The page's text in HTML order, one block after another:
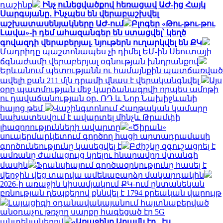
դաշինք
Ինչ ունեցվածքով հեռացավ ԱԺ-ից Հայկ
Սարգսյանը․ Ինչպես են վերաբաշխվել
աշխատասենյակները ԱԺ-ում
Բլոգեր «Թու-թու-թու
Լավա»-ի դեմ ահազանգեր են ստացվել՝ կեղծ
գովազդի վերաբերյալ. նյութերն ուղարկվել են ՔԿ
Մադրիդը պաշտոնապես չի դիմել ԵՄ-ին Սեուտայի ​​
ճգնաժամի վերաբերյալ օգնության խնդրանքով
Երևանում պետությանն ու համայնքին պատճառված
ավելի քան 211 մլն դրամի վնաս է վերականգնվել
Այս
օրը պատմության մեջ կարձանագրվի որպես ամոթի
ու դավաճանության օր․ ՌԴ և Նոր Նախիջևանի
հայոց թեմ
Վաշինգտոնում Հաղթական կամարը
նախատեսվում է ավարտել մինչև Թրամփի
լիազորությունների ավարտը
«Ծիրան»
սուպերմարկետում գործող հացի արտադրամասի
գործունեությունը կասեցվել է
Բժիշկը զգուշացրել է
ամռանը ժամացույց կրելու հնարավոր վտանգի
մասին
Ֆրանսիայում գործազրկությունը հասել է
վերջին վեց տարվա ամենաբարձր մակարդակին
2026-ի առաջին կիսամյակում ՔԿ-ում ընտանեկան
բռնության դեպքերով քննվել է 1794 քրեական վարույթ
Լայպցիգի օդանավակայանում հայտնաբերված
անօդաչու թռչող սարքը հագեցած էր 5G